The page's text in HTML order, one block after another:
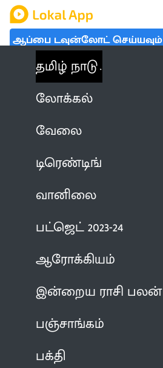
ஆப்பை டவுன்லோட் செய்யவும்
தமிழ் நாடு
லோக்கல்
வேலை
டிரெண்டிங்
வானிலை
பட்ஜெட் 2023-24
ஆரோக்கியம்
இன்றைய ராசி பலன்
பஞ்சாங்கம்
பக்தி